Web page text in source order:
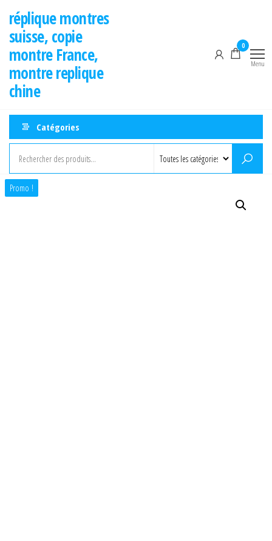
contenu
réplique montres
suisse, copie
montre France,
montre replique
chine
0
Menu
Catégories
Promo !